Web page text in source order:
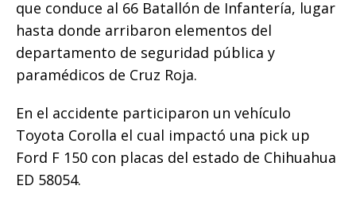
b
o
o
k
r A
p
p
Li
n
k
ar
ti
que conduce al 66 Batallón de Infantería, lugar
hasta donde arribaron elementos del
departamento de seguridad pública y
paramédicos de Cruz Roja.
En el accidente participaron un vehículo
Toyota Corolla el cual impactó una pick up
Ford F 150 con placas del estado de Chihuahua
ED 58054.